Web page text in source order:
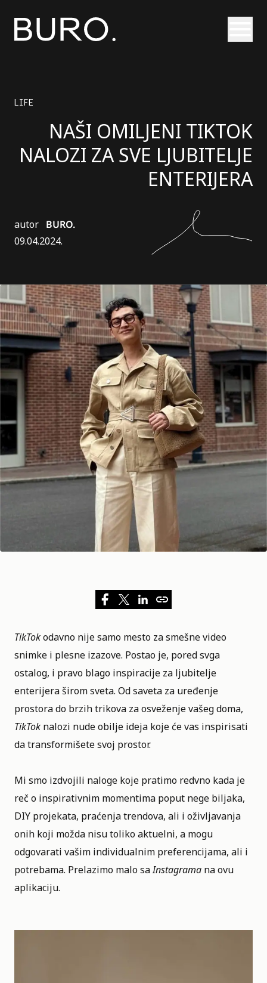
LIFE
NAŠI OMILJENI TIKTOK
NALOZI ZA SVE LJUBITELJE
ENTERIJERA
autor BURO.
09.04.2024.
TikTokodavno nije samo mesto za smešne video
snimke i plesne izazove. Postao je, pored svga
ostalog, i pravo blago inspiracije za ljubitelje
enterijera širom sveta. Od saveta za uređenje
prostora do brzih trikova za osveženje vašeg doma,
TikTok nalozi nude obilje ideja koje će vas inspirisati
da transformišete svoj prostor.
Mi smo izdvojili naloge koje pratimo redvno kada je
reč o inspirativnim momentima poput nege biljaka,
DIY projekata, praćenja trendova, ali i oživljavanja
onih koji možda nisu toliko aktuelni, a mogu
odgovarati vašim individualnim preferencijama, ali i
potrebama. Prelazimo malo saInstagrama na ovu
aplikaciju.